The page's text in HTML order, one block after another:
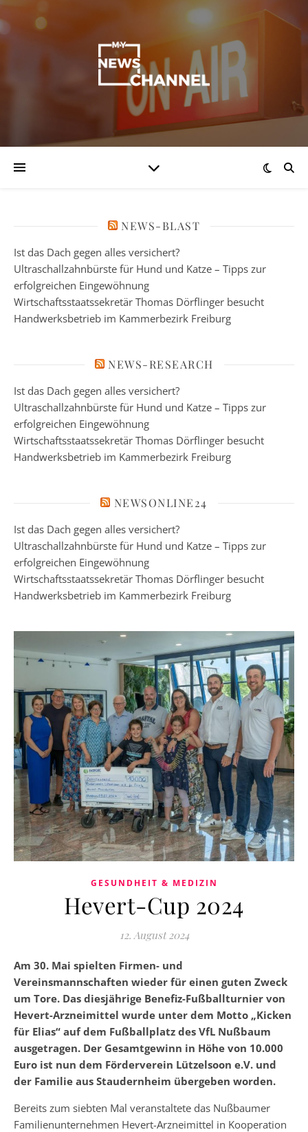
NEWS-BLAST
Ist das Dach gegen alles versichert?
Ultraschallzahnbürste für Hund und Katze – Tipps zur
erfolgreichen Eingewöhnung
Wirtschaftsstaatssekretär Thomas Dörflinger besucht
Handwerksbetrieb im Kammerbezirk Freiburg
NEWS-RESEARCH
Ist das Dach gegen alles versichert?
Ultraschallzahnbürste für Hund und Katze – Tipps zur
erfolgreichen Eingewöhnung
Wirtschaftsstaatssekretär Thomas Dörflinger besucht
Handwerksbetrieb im Kammerbezirk Freiburg
NEWSONLINE24
Ist das Dach gegen alles versichert?
Ultraschallzahnbürste für Hund und Katze – Tipps zur
erfolgreichen Eingewöhnung
Wirtschaftsstaatssekretär Thomas Dörflinger besucht
Handwerksbetrieb im Kammerbezirk Freiburg
GESUNDHEIT & MEDIZIN
Hevert-Cup 2024
12. August 2024
Am 30. Mai spielten Firmen- und
Vereinsmannschaften wieder für einen guten Zweck
um Tore. Das diesjährige Benefiz-Fußballturnier von
Hevert-Arzneimittel wurde unter dem Motto „Kicken
für Elias“ auf dem Fußballplatz des VfL Nußbaum
ausgetragen. Der Gesamtgewinn in Höhe von 10.000
Euro ist nun dem Förderverein Lützelsoon e.V. und
der Familie aus Staudernheim übergeben worden.
Bereits zum siebten Mal veranstaltete das Nußbaumer
Familienunternehmen Hevert-Arzneimittel in Kooperation